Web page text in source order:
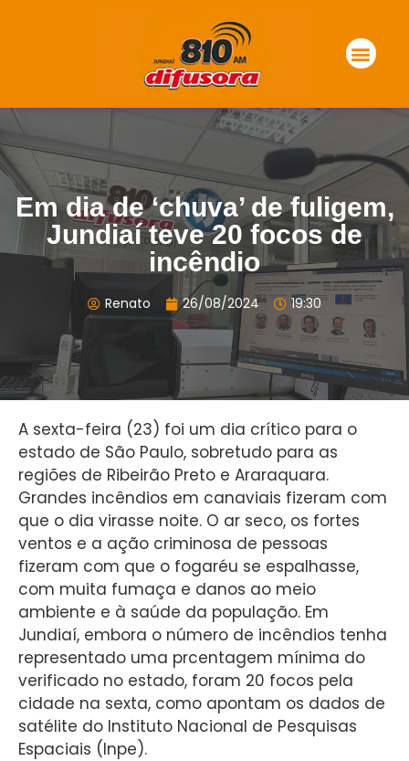
Em dia de ‘chuva’ de fuligem,
Jundiaí teve 20 focos de
incêndio
Renato 26/08/2024 19:30
A sexta-feira (23) foi um dia crítico para o
estado de São Paulo, sobretudo para as
regiões de Ribeirão Preto e Araraquara.
Grandes incêndios em canaviais fizeram com
que o dia virasse noite. O ar seco, os fortes
ventos e a ação criminosa de pessoas
fizeram com que o fogaréu se espalhasse,
com muita fumaça e danos ao meio
ambiente e à saúde da população. Em
Jundiaí, embora o número de incêndios tenha
representado uma prcentagem mínima do
verificado no estado, foram 20 focos pela
cidade na sexta, como apontam os dados de
satélite do Instituto Nacional de Pesquisas
Espaciais (Inpe).